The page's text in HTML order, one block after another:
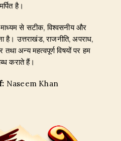
है।
माध्यम से सटीक, विश्वसनीय और
उत्तराखंड, राजनीति, अपराध,
तथा अन्य महत्वपूर्ण विषयों पर हम
कराते हैं।
Naseem Khan